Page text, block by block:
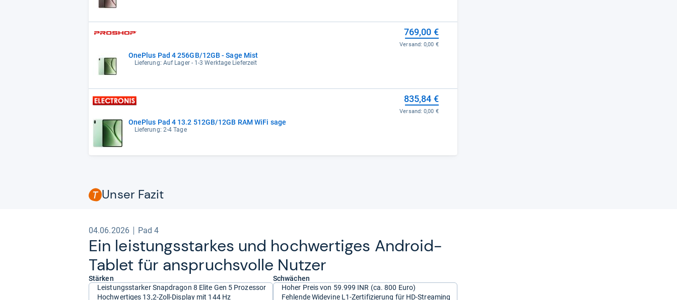
OnePlus Pad 4 256GB/12GB - Sage Mist
Lieferung: Auf Lager - 1-3 Werktage Lieferzeit
769,00 €
Versand:0,00 €
OnePlus Pad 4 13.2 512GB/12GB RAM WiFi sage
Lieferung: 2-4 Tage
835,84 €
Versand:0,00 €
Unser Fazit
04.06.2026 Pad 4
Ein leis­tungs­star­kes und hoch­wer­ti­ges Android-​
Tablet für anspruchs­volle Nut­zer
Stärken
Leistungsstarker Snapdragon 8 Elite Gen 5 Prozessor
Hochwertiges 13,2-Zoll-Display mit 144 Hz
Schwächen
Hoher Preis von 59.999 INR (ca. 800 Euro)
Fehlende Widevine L1-Zertifizierung für HD-Streaming